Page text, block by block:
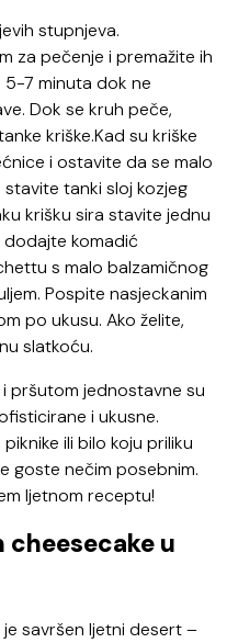
stupnjeva.
za pečenje i premažite ih
5-7 minuta dok ne
Dok se kruh peče,
kriške.Kad su kriške
i ostavite da se malo
tanki sloj kozjeg
krišku sira stavite jednu
dodajte komadić
s malo balzamičnog
Pospite nasjeckanim
po ukusu. Ako želite,
slatkoću.
pršutom jednostavne su
i ukusne.
ili bilo koju priliku
goste nečim posebnim.
ljetnom receptu!
cheesecake u
je savršen ljetni desert –